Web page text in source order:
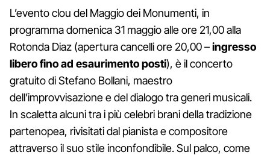
L’evento clou del Maggio dei Monumenti, in
programma domenica 31 maggio alle ore 21,00 alla
Rotonda Diaz (apertura cancelli ore 20,00 –ingresso
libero fino ad esaurimento posti), è il concerto
gratuito di Stefano Bollani, maestro
dell’improvvisazione e del dialogo tra generi musicali.
In scaletta alcuni tra i più celebri brani della tradizione
partenopea, rivisitati dal pianista e compositore
attraverso il suo stile inconfondibile. Sul palco, come